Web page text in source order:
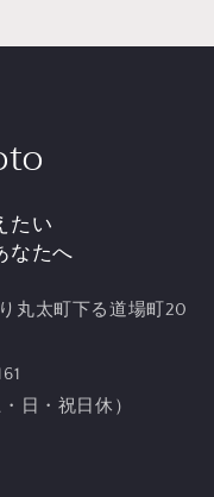
たい
なたへ
丸太町下る道場町20
日・祝日休）